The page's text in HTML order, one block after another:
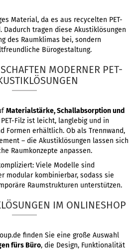
Material, da es aus recycelten PET-
Dadurch tragen diese Akustiklösungen
des Raumklimas bei, sondern
Bürogestaltung.
MODERNER PET-
Materialstärke, Schallabsorption und
Filz ist leicht, langlebig und in
Formen erhältlich. Ob als Trennwand,
– die Akustiklösungen lassen sich
Raumkonzepte anpassen.
Viele Modelle sind
modular kombinierbar, sodass sie
Raumstrukturen unterstützen.
IM ONLINESHOP
finden Sie eine große Auswahl
fürs Büro, die Design, Funktionalität